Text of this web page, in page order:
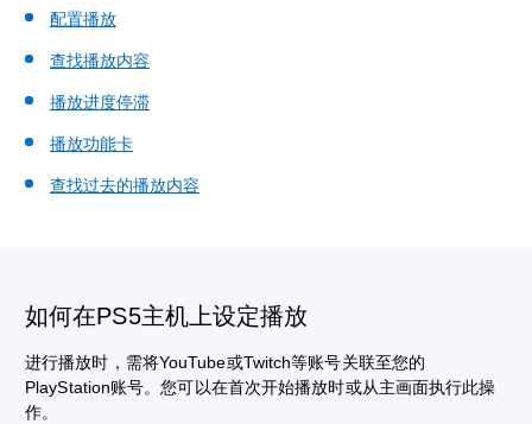
配置播放
查找播放内容
播放进度停滞
播放功能卡
查找过去的播放内容
如何在PS5主机上设定播放
进行播放时，需将YouTube或Twitch等账号关联至您的
PlayStation账号。您可以在首次开始播放时或从主画面执行此操
作。